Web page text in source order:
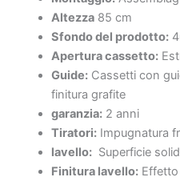
Altezza85 cm
Sfondo del prodotto:
Apertura cassetto:
Guide:Cassetti con
finitura grafite
garanzia:2 anni
Tiratori:Impugnatura
lavello:Superficie
Finitura lavello:Effetto